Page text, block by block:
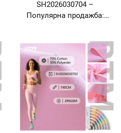
SH2026030704 –
Популярна продажба:
износване, антипилингова
и удобна трикотажна
тъкан с рибена плетка 2x2,
съдържаща 96 % памук и 4
% спандекс, за яки,
маншети, подгъви и
съвместими рибени
плетки